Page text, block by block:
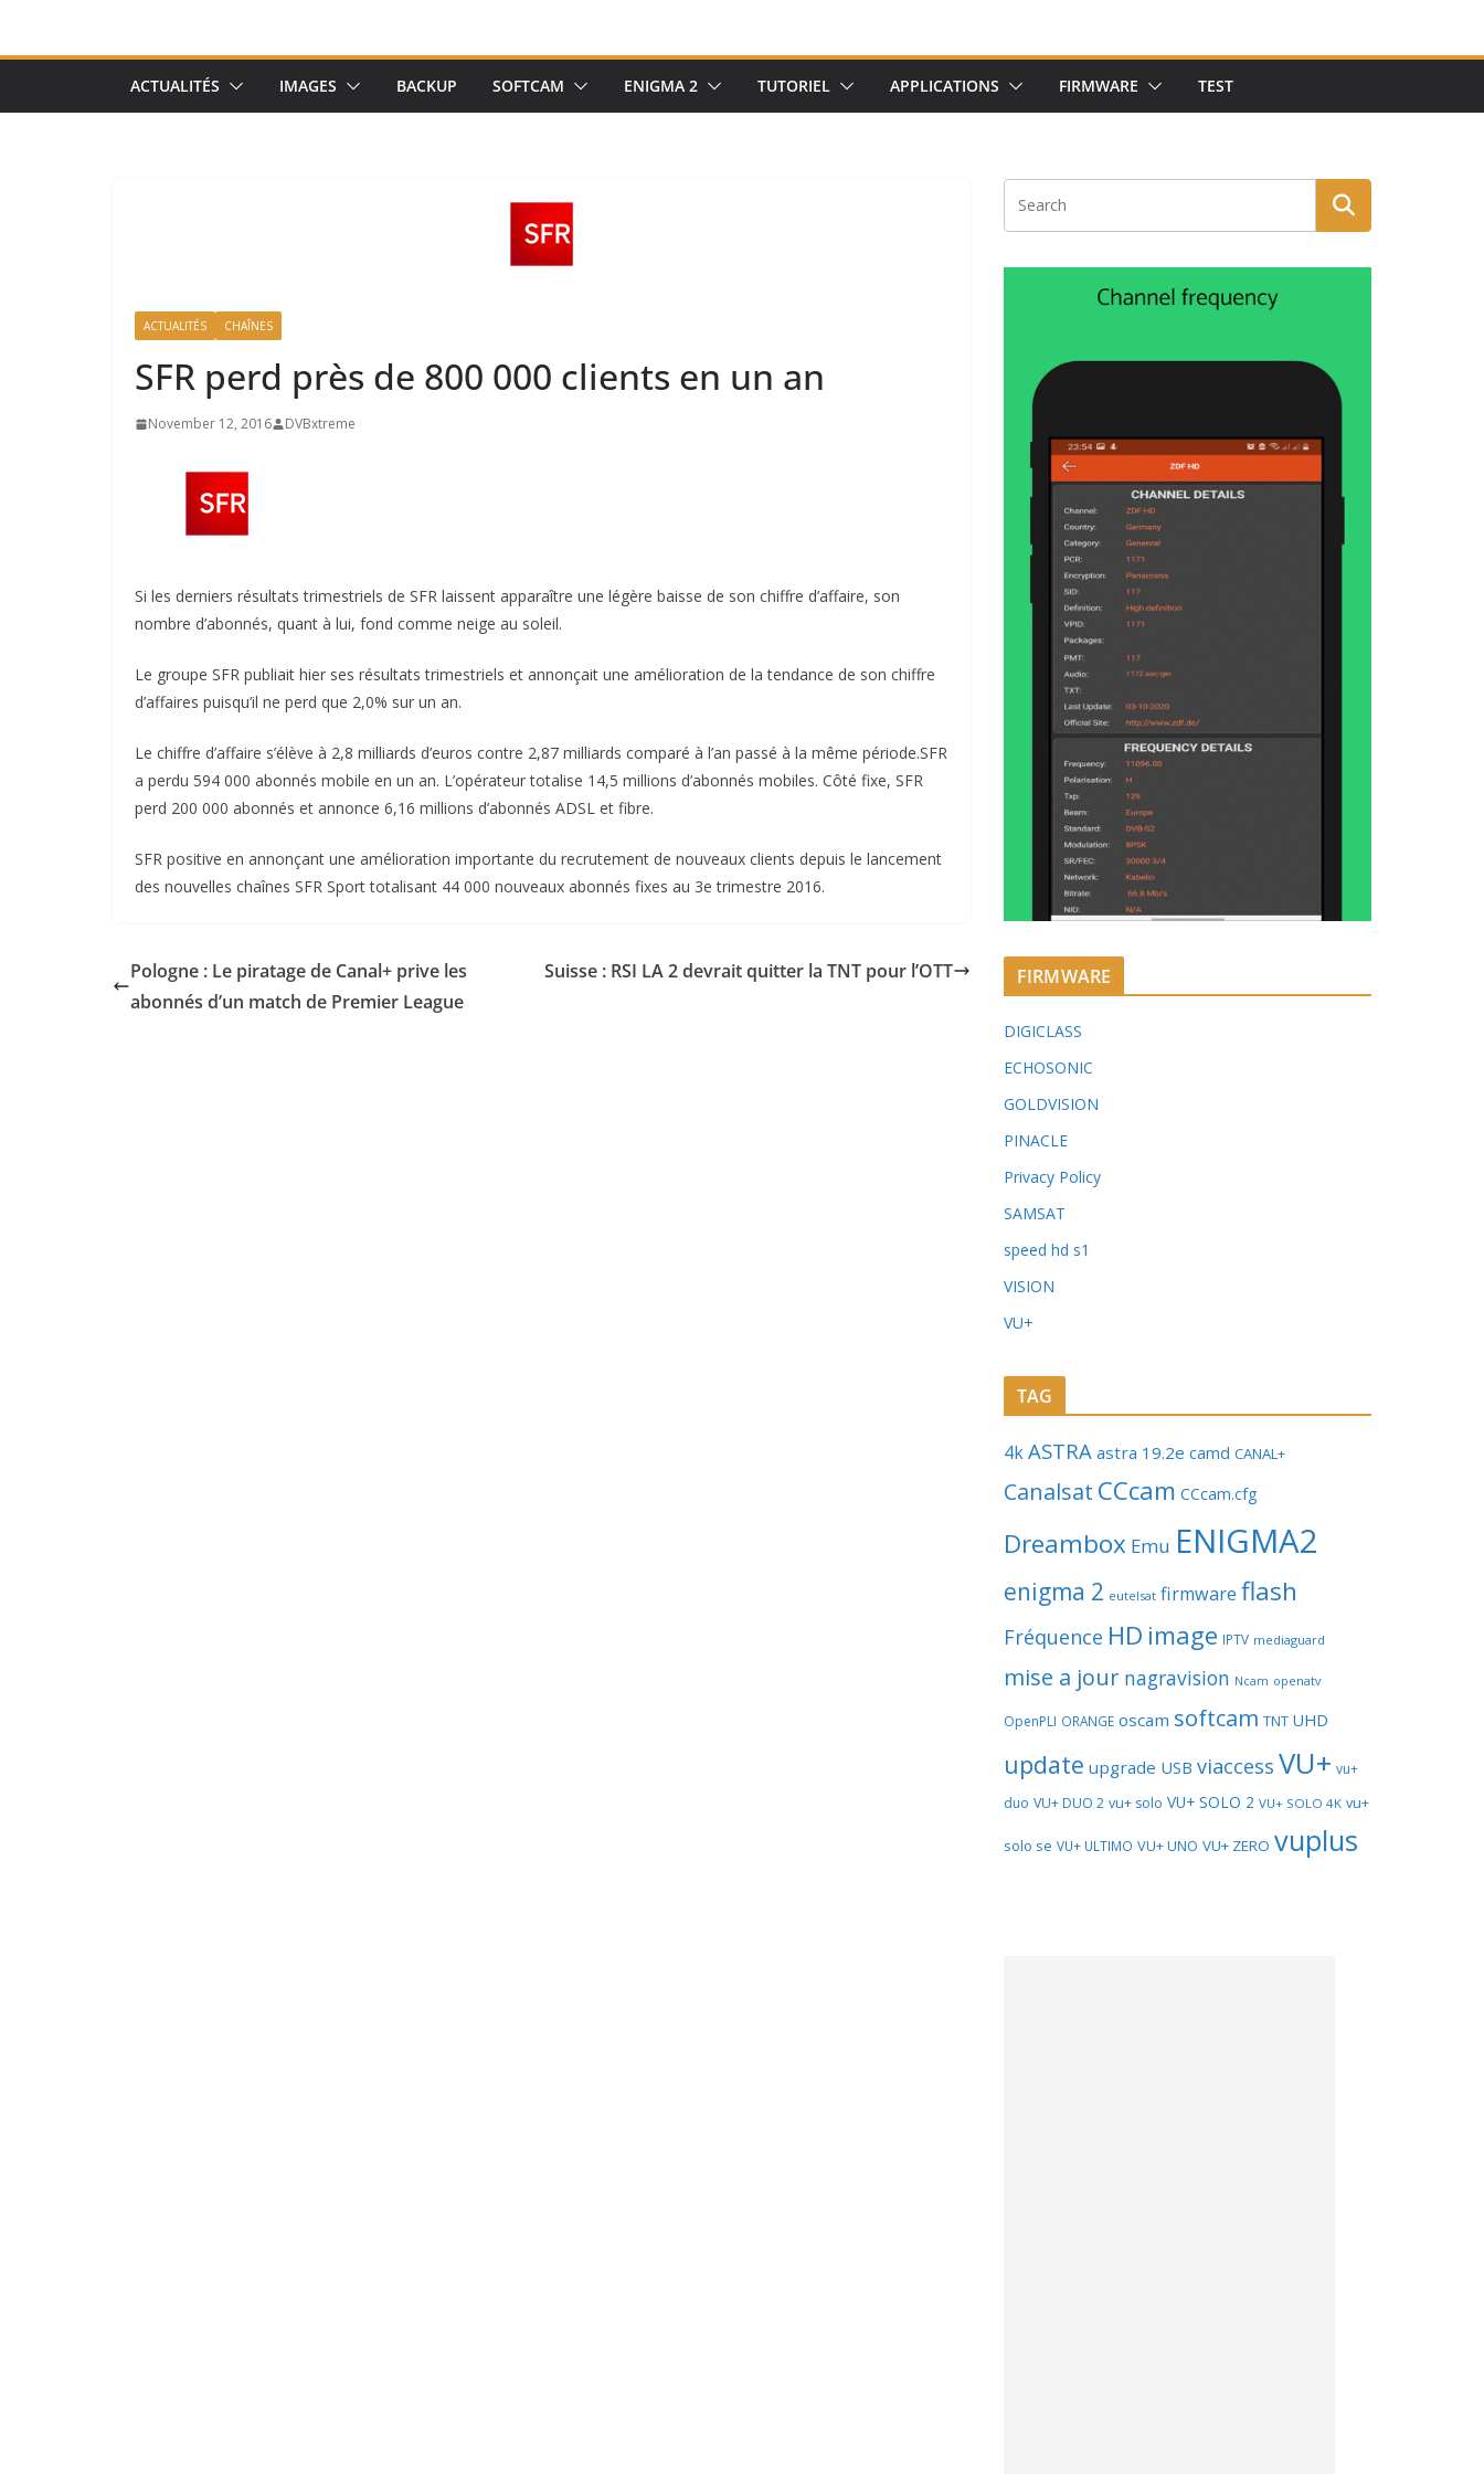
ACTUALITÉS IMAGES BACKUP SOFTCAM ENIGMA 2 TUTORIEL APPLICATIONS FIRMWARE TEST
ACTUALITÉS CHAÎNES
SFR perd près de 800 000 clients en un an
November 12, 2016 DVBxtreme
Si les derniers résultats trimestriels de SFR laissent apparaître une légère baisse de son chiffre d’affaire, son
nombre d’abonnés, quant à lui, fond comme neige au soleil.
Le groupe SFR publiait hier ses résultats trimestriels et annonçait une amélioration de la tendance de son chiffre
d’affaires puisqu’il ne perd que 2,0% sur un an.
Le chiffre d’affaire s’élève à 2,8 milliards d’euros contre 2,87 milliards comparé à l’an passé à la même période.SFR
a perdu 594 000 abonnés mobile en un an. L’opérateur totalise 14,5 millions d’abonnés mobiles. Côté fixe, SFR
perd 200 000 abonnés et annonce 6,16 millions d’abonnés ADSL et fibre.
SFR positive en annonçant une amélioration importante du recrutement de nouveaux clients depuis le lancement
des nouvelles chaînes SFR Sport totalisant 44 000 nouveaux abonnés fixes au 3e trimestre 2016.
Pologne : Le piratage de Canal+ prive les
abonnés d’un match de Premier League
Suisse : RSI LA 2 devrait quitter la TNT pour l’OTT FIRMWARE
DIGICLASS
ECHOSONIC
GOLDVISION
PINACLE
Privacy Policy
SAMSAT
speed hd s1
VISION
VU+
TAG
4kASTRA astra 19.2e camd CANAL+
Canalsat CCcam CCcam.cfg
Dreambox Emu ENIGMA2
enigma 2 eutelsat firmware flash
Fréquence HD image IPTV mediaguard
mise a jour nagravision Ncam openatv
OpenPLI ORANGE oscam softcam TNT UHD
update upgrade USB viaccess VU+ vu+
duo VU+ DUO 2 vu+ solo VU+ SOLO 2 VU+ SOLO 4K vu+
solo se VU+ ULTIMO VU+ UNO VU+ ZERO vuplus